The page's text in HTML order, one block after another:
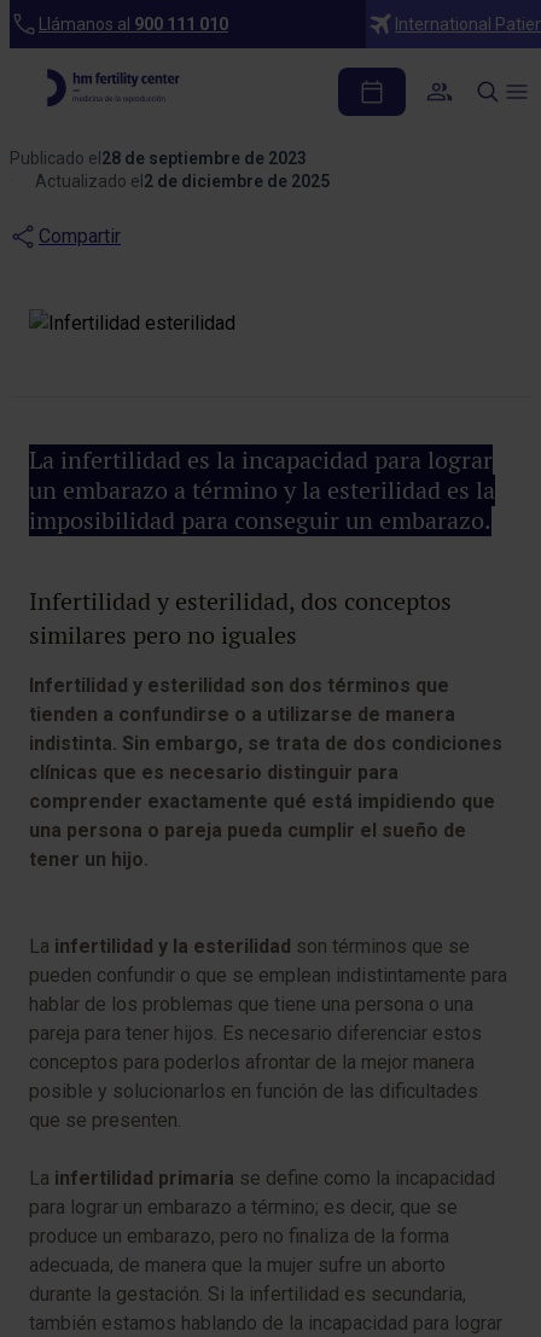
Llámanos al 900 111 010 International
Blog
Diferencias entre
Infertilidad y Esterilidad
Publicado el 28 de septiembre de 2023
Actualizado el 2 de diciembre de 2025
Compartir
La infertilidad es la incapacidad para lograr
un embarazo a término y la esterilidad es la
imposibilidad para conseguir un embarazo.
Infertilidad y esterilidad, dos conceptos
similares pero no iguales
Infertilidad y esterilidad son dos términos que
tienden a confundirse o a utilizarse de manera
indistinta. Sin embargo, se trata de dos condiciones
clínicas que es necesario distinguir para
comprender exactamente qué está impidiendo que
una persona o pareja pueda cumplir el sueño de
tener un hijo.
La infertilidad y la esterilidad son términos que se
pueden confundir o que se emplean indistintamente para
hablar de los problemas que tiene una persona o una
pareja para tener hijos. Es necesario diferenciar estos
conceptos para poderlos afrontar de la mejor manera
posible y solucionarlos en función de las dificultades
que se presenten.
La infertilidad primaria se define como la incapacidad
para lograr un embarazo a término; es decir, que se
produce un embarazo, pero no finaliza de la forma
adecuada, de manera que la mujer sufre un aborto
durante la gestación. Si la infertilidad es secundaria,
también estamos hablando de la incapacidad para lograr